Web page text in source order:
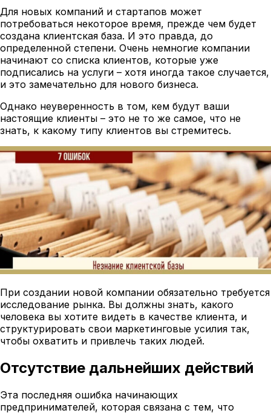
Для новых компаний и стартапов может
потребоваться некоторое время, прежде чем будет
создана клиентская база. И это правда, до
определенной степени. Очень немногие компании
начинают со списка клиентов, которые уже
подписались на услуги – хотя иногда такое случается,
и это замечательно для нового бизнеса.
Однако неуверенность в том, кем будут ваши
настоящие клиенты – это не то же самое, что не
знать, к какому типу клиентов вы стремитесь.
При создании новой компании обязательно требуется
исследование рынка. Вы должны знать, какого
человека вы хотите видеть в качестве клиента, и
структурировать свои маркетинговые усилия так,
чтобы охватить и привлечь таких людей.
Отсутствие дальнейших действий
Эта последняя ошибка начинающих
предпринимателей, которая связана с тем, что